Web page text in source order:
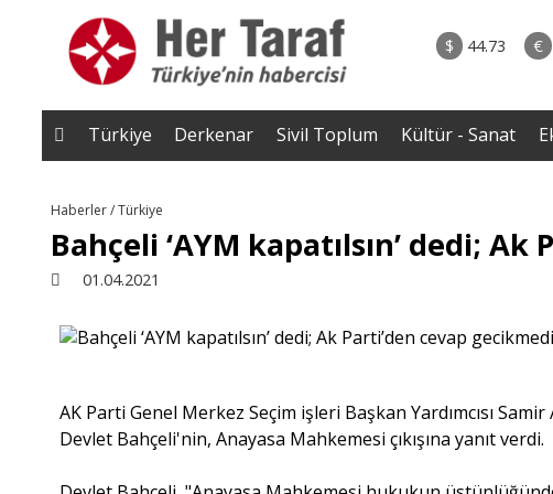
$ 44.73 €
• ''Ahh Avrupa..'' şeklindeki âşıkâne yaklaşımlar bütün
Müslüman toplumlarda geri tepmeye
başladı..|Selahaddin Eş Çakırgil
Türkiye Derkenar Sivil Toplum Kültür - Sanat
Haberler / Türkiye
Bahçeli ‘AYM kapatılsın’ dedi;
01.04.2021
AK Parti Genel Merkez Seçim işleri Başkan Yardımcısı
Devlet Bahçeli'nin, Anayasa Mahkemesi çıkışına yanıt verdi.